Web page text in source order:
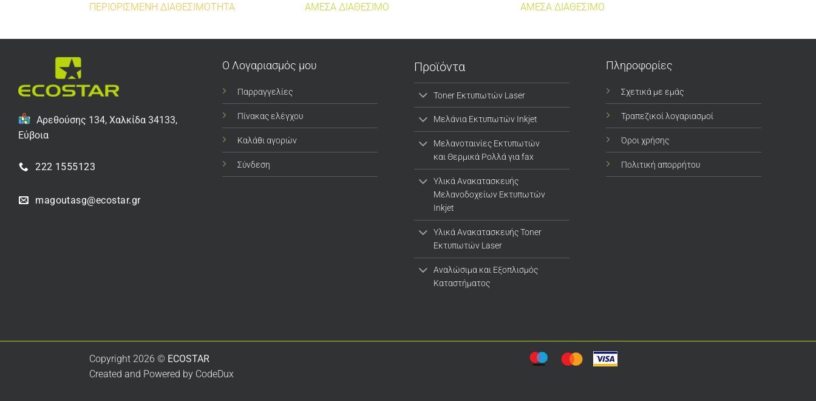
ΠΕΡΙΟΡΙΣΜΕΝΗ ΔΙΑΘΕΣΙΜΟΤΗΤΑ ΑΜΕΣΑ ΔΙΑΘΕΣΙΜΟ ΑΜΕΣΑ ΔΙΑΘΕΣΙΜΟ
Αρεθούσης 134, Χαλκίδα 34133,
Εύβοια
222 1555123
magoutasg@ecostar.gr
Ο Λογαριασμός μου
Παρραγγελίες
Πίνακας ελέγχου
Καλάθι αγορών
Σύνδεση
Προϊόντα
Toner Εκτυπωτών Laser
Μελάνια Εκτυπωτών Inkjet
Μελανοταινίες Εκτυπωτών
και Θερμικά Ρολλά για fax
Υλικά Ανακατασκευής
Μελανοδοχείων Εκτυπωτών
Inkjet
Υλικά Ανακατασκευής Toner
Εκτυπωτών Laser
Αναλώσιμα και Εξοπλισμός
Καταστήματος
Πληροφορίες
Σχετικά με εμάς
Τραπεζικοί λογαριασμοί
Όροι χρήσης
Πολιτική απορρήτου
Copyright 2026 © ECOSTAR
Created and Powered by CodeDux